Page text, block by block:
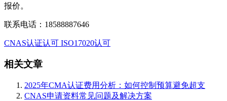
报价。
联系电话：18588887646
CNAS认证认可 ISO17020认可
相关文章
2025年CMA认证费用分析：如何控制预算避免超支
CNAS申请资料常见问题及解决方案